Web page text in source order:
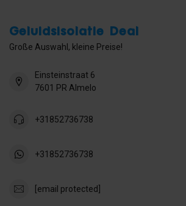
Geluidsisolatie Deal
Große Auswahl, kleine Preise!
Einsteinstraat 6
7601 PR Almelo
+31852736738
+31852736738
[email protected]